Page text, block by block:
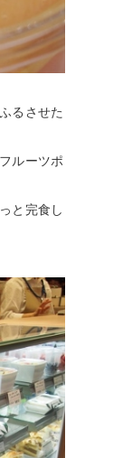
るさせた
ルーツポ
と完食し